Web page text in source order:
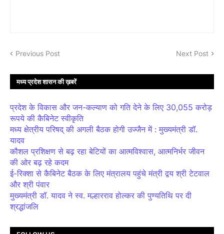
Previous Post Next Post
मध्य प्रदेश शासन की ख़बरें
प्रदेश के विकास और जन-कल्याण को गति देने के लिए 30,055 करोड़
रूपये की कैबिनेट स्वीकृति
मध्य क्षेत्रीय परिषद् की अगली बैठक होगी उज्जैन में : मुख्यमंत्री डॉ.
यादव
कौशल प्रशिक्षण से बढ़ रहा बेटियों का आत्मविश्वास, आत्मनिर्भर जीवन
की ओर बढ़ रहे कदम
ई-रिक्शा से कैबिनेट बैठक के लिए मंत्रालय पहुंचे मंत्री द्वय श्री टेटवाल
और श्री पंवार
मुख्यमंत्री डॉ. यादव ने स्व. मल्हारराव होल्कर की पुण्यतिथि पर दी
श्रद्धांजलि